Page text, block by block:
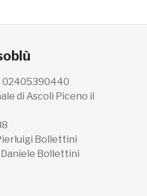
02405390440
di Ascoli Piceno il
Bollettini
Bollettini